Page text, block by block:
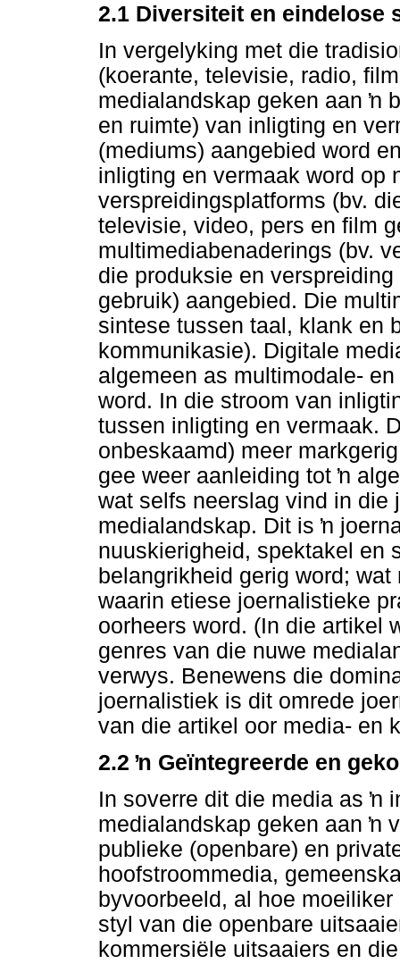
2.1 Diversiteit en eindelose
In vergelyking met die
(koerante, televisie, radio,
medialandskap geken aan ŉ
en ruimte) van inligting en
(mediums) aangebied word
inligting en vermaak word op
verspreidingsplatforms (bv.
televisie, video, pers en film
multimediabenaderings (bv.
die produksie en
gebruik) aangebied. Die
sintese tussen taal, klank en
kommunikasie). Digitale
algemeen as multimodale-
word. In die stroom van
tussen inligting en vermaak.
onbeskaamd) meer
gee weer aanleiding tot ŉ
wat selfs neerslag vind in die
medialandskap. Dit is ŉ
nuuskierigheid, spektakel en
belangrikheid gerig word;
waarin etiese joernalistieke
oorheers word. (In die artikel
genres van die nuwe
verwys. Benewens die
joernalistiek is dit omrede
van die artikel oor media- en
2.2ŉ Geïntegreerde en
In soverre dit die media as ŉ
medialandskap geken aan ŉ
publieke (openbare) en
hoofstroommedia,
byvoorbeeld, al hoe
styl van die openbare
kommersiële uitsaaiers en